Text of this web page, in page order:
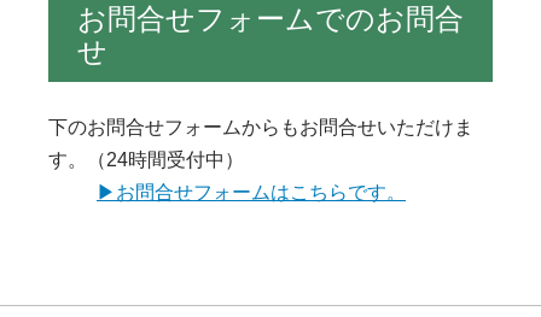
お問合せフォームでのお問合
せ
下のお問合せフォームからもお問合せいただけま
す。（24時間受付中）
▶︎お問合せフォームはこちらです。